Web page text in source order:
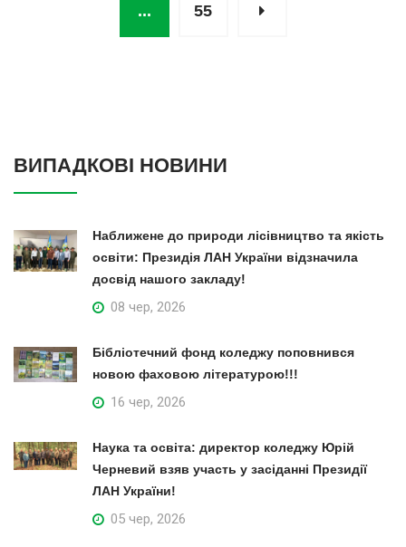
... 55
ВИПАДКОВІ НОВИНИ
Наближене до природи лісівництво та якість
освіти: Президія ЛАН України відзначила
досвід нашого закладу!
08 чер, 2026
Бібліотечний фонд коледжу поповнився
новою фаховою літературою!!!
16 чер, 2026
Наука та освіта: директор коледжу Юрій
Черневий взяв участь у засіданні Президії
ЛАН України!
05 чер, 2026